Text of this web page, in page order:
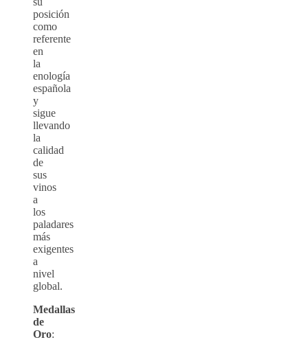
posición
como
referente
en
la
enología
española
y
sigue
llevando
la
calidad
de
sus
vinos
a
los
paladares
más
exigentes
a
nivel
global.
Medallas
de
Oro: